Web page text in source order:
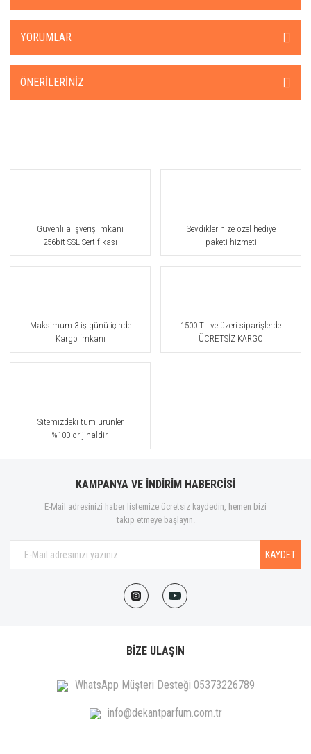
YORUMLAR
ÖNERILERINIZ
Güvenli alışveriş imkanı
256bit SSL Sertifikası
Sevdiklerinize özel hediye
paketi hizmeti
Maksimum 3 iş günü içinde
Kargo İmkanı
1500 TL ve üzeri siparişlerde
ÜCRETSİZ KARGO
Sitemizdeki tüm ürünler
%100 orijinaldir.
KAMPANYA VE İNDİRİM HABERCİSİ
E-Mail adresinizi haber listemize ücretsiz kaydedin, hemen bizi
takip etmeye başlayın.
KAYDET
BİZE ULAŞIN
WhatsApp Müşteri Desteği 05373226789
info@dekantparfum.com.tr